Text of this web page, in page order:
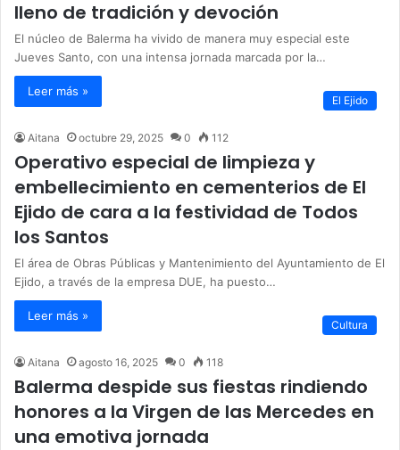
lleno de tradición y devoción
El núcleo de Balerma ha vivido de manera muy especial este
Jueves Santo, con una intensa jornada marcada por la…
Leer más »
El Ejido
Aitana octubre 29, 2025 0 112
Operativo especial de limpieza y
embellecimiento en cementerios de El
Ejido de cara a la festividad de Todos
los Santos
El área de Obras Públicas y Mantenimiento del Ayuntamiento de El
Ejido, a través de la empresa DUE, ha puesto…
Leer más »
Cultura
Aitana agosto 16, 2025 0 118
Balerma despide sus fiestas rindiendo
honores a la Virgen de las Mercedes en
una emotiva jornada